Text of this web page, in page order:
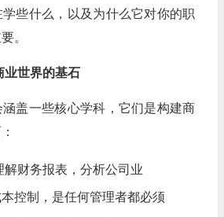
些什么，以及为什么它对你的职
。
业世界的基石
盖一些核心学科，它们是构建商
解财务报表，分析公司业
控制，是任何管理者都必须